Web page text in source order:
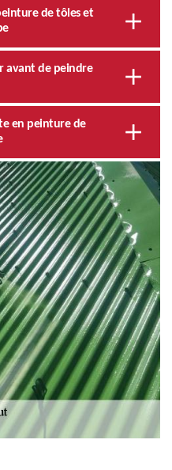
de tôles et
avant de peindre
en peinture de